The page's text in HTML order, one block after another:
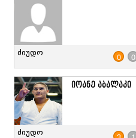
ძიუდო 0 0
იოანე აბალაკი
ძიუდო